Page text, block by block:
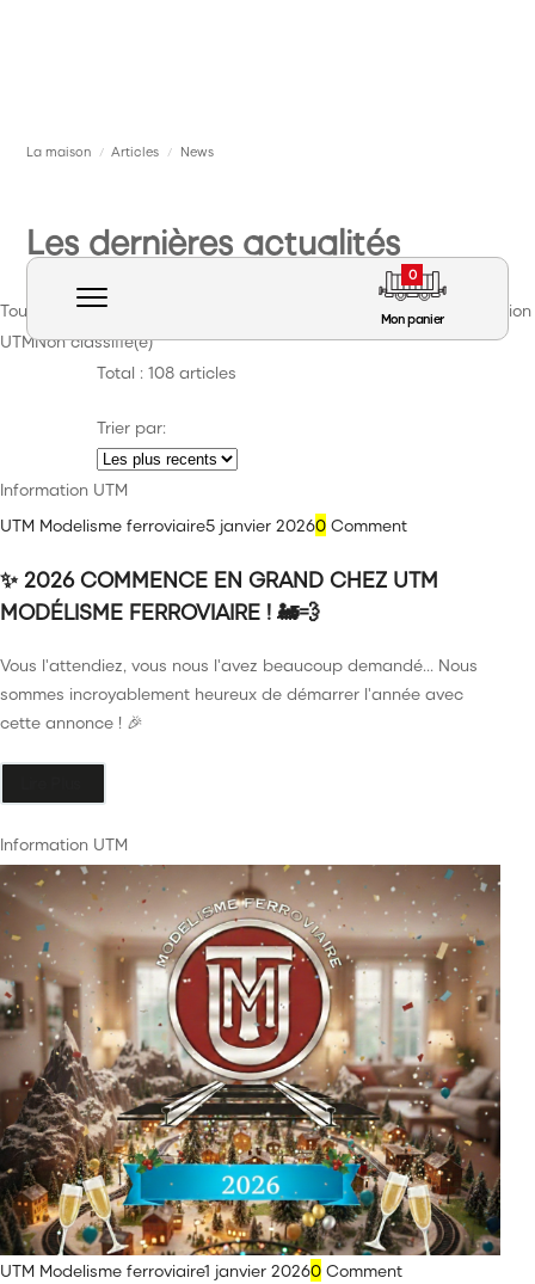
Mon panier
0
Matériel roulant
Voie Signalisation Caténaire
Diorama Maquette
Véhicule Personnage
Alimentation Digital Commande
Outillage et Consommable
Annonces des trains
Précommande Nouveauté à paraître
PROMOS
Divers
Marque
News
Citadel Colour
Games Workshop
La maison / Articles / News
Les dernières actualités
Tout Événement Information Marques
Information
UTMNon classifié(e)
Total : 108 articles
Trier par:
Information UTM
UTM Modelisme ferroviaire5 janvier 20260 Comment
✨ 2026 COMMENCE EN GRAND CHEZ UTM
MODÉLISME FERROVIAIRE ! 🚂💨
Vous l'attendiez, vous nous l'avez beaucoup demandé... Nous
sommes incroyablement heureux de démarrer l'année avec
cette annonce ! 🎉
Information UTM
UTM Modelisme ferroviaire1 janvier 20260 Comment